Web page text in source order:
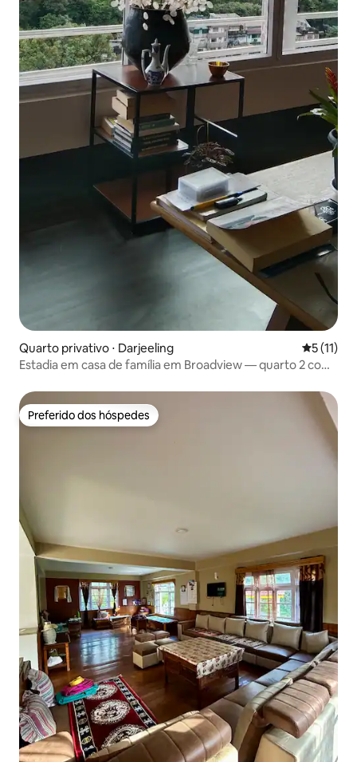
Quarto privativo ⋅ Darjeeling 5 de uma
5 (11)
Estadia em casa de família em Broadview — quarto 2 com
Preferido dos hóspedes
Preferido dos hóspedes